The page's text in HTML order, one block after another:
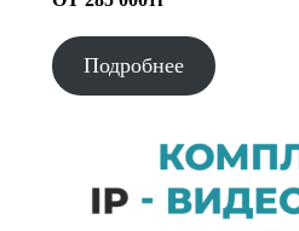
Подробнее